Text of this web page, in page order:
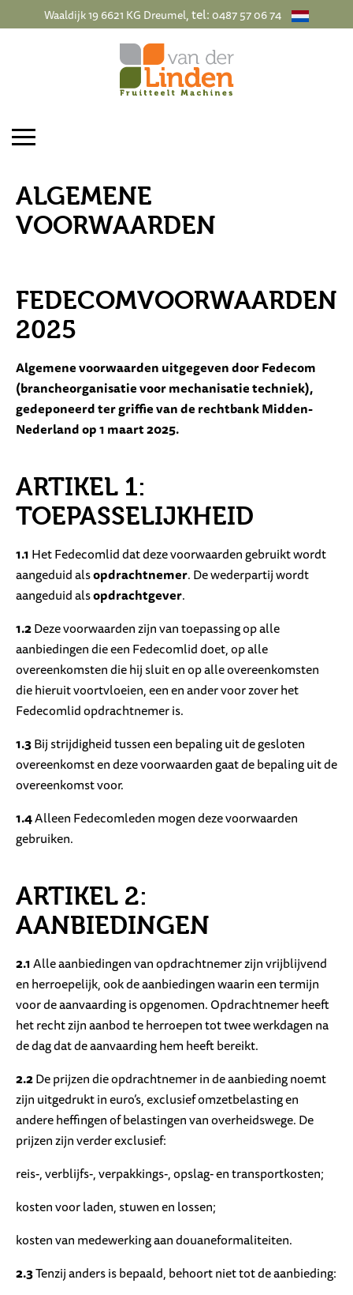
Waaldijk 19 6621 KG Dreumel, tel:0487 57 06 74
ALGEMENE
VOORWAARDEN
FEDECOMVOORWAARDEN
2025
Algemene voorwaarden uitgegeven door Fedecom
(brancheorganisatie voor mechanisatie techniek),
gedeponeerd ter griffie van de rechtbank Midden-
Nederland op 1 maart 2025.
ARTIKEL 1:
TOEPASSELIJKHEID
1.1Het Fedecomlid dat deze voorwaarden gebruikt wordt
aangeduid alsopdrachtnemer. De wederpartij wordt
aangeduid alsopdrachtgever.
1.2Deze voorwaarden zijn van toepassing op alle
aanbiedingen die een Fedecomlid doet, op alle
overeenkomsten die hij sluit en op alle overeenkomsten
die hieruit voortvloeien, een en ander voor zover het
Fedecomlid opdrachtnemer is.
1.3Bij strijdigheid tussen een bepaling uit de gesloten
overeenkomst en deze voorwaarden gaat de bepaling uit de
overeenkomst voor.
1.4Alleen Fedecomleden mogen deze voorwaarden
gebruiken.
ARTIKEL 2:
AANBIEDINGEN
2.1Alle aanbiedingen van opdrachtnemer zijn vrijblijvend
en herroepelijk, ook de aanbiedingen waarin een termijn
voor de aanvaarding is opgenomen. Opdrachtnemer heeft
het recht zijn aanbod te herroepen tot twee werkdagen na
de dag dat de aanvaarding hem heeft bereikt.
2.2De prijzen die opdrachtnemer in de aanbieding noemt
zijn uitgedrukt in euro’s, exclusief omzetbelasting en
andere heffingen of belastingen van overheidswege. De
prijzen zijn verder exclusief:
reis-, verblijfs-, verpakkings-, opslag- en transportkosten;
kosten voor laden, stuwen en lossen;
kosten van medewerking aan douaneformaliteiten.
2.3Tenzij anders is bepaald, behoort niet tot de aanbieding: